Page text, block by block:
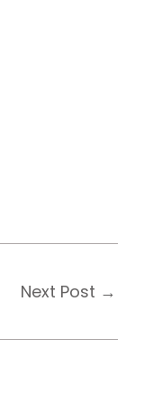
Next Post →